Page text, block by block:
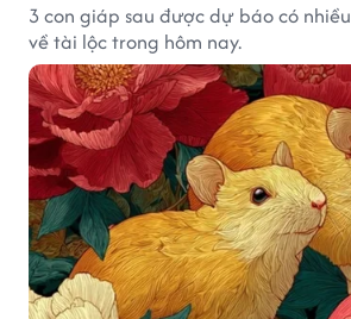
3 con giáp sau được dự báo có
về tài lộc trong hôm nay.